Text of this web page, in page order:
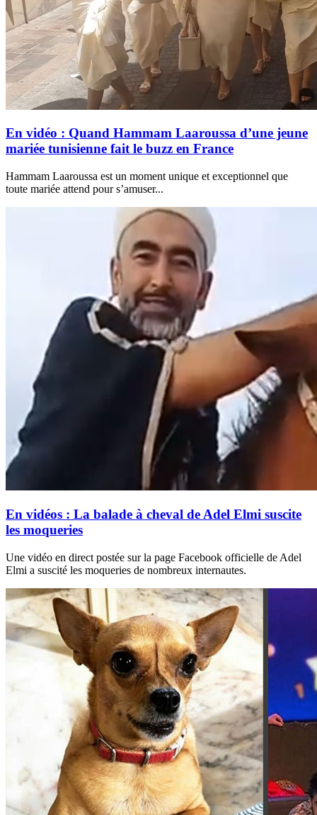
En vidéo : Quand Hammam Laaroussa d’une jeune
mariée tunisienne fait le buzz en France
Hammam Laaroussa est un moment unique et exceptionnel que
toute mariée attend pour s’amuser...
En vidéos : La balade à cheval de Adel Elmi suscite
les moqueries
Une vidéo en direct postée sur la page Facebook officielle de Adel
Elmi a suscité les moqueries de nombreux internautes.